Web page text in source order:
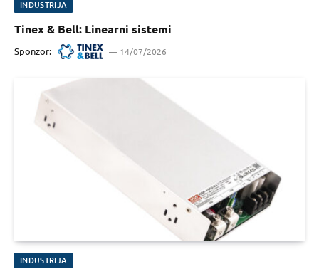
INDUSTRIJA
Tinex & Bell: Linearni sistemi
Sponzor: 14/07/2026
INDUSTRIJA